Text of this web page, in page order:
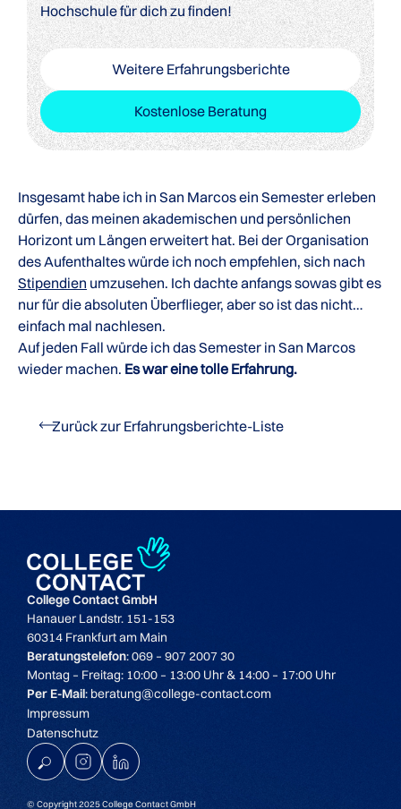
Hochschule für dich zu finden!
Weitere Erfahrungsberichte
Kostenlose Beratung
Insgesamt habe ich in San Marcos ein Semester erleben
dürfen, das meinen akademischen und persönlichen
Horizont um Längen erweitert hat. Bei der Organisation
des Aufenthaltes würde ich noch empfehlen, sich nach
Stipendien umzusehen. Ich dachte anfangs sowas gibt es
nur für die absoluten Überflieger, aber so ist das nicht…
einfach mal nachlesen.
Auf jeden Fall würde ich das Semester in San Marcos
wieder machen. Es war eine tolle Erfahrung.
Zurück zur Erfahrungsberichte-Liste
College Contact GmbH
Hanauer Landstr. 151-153
60314 Frankfurt am Main
Beratungstelefon: 069 – 907 2007 30
Montag – Freitag: 10:00 – 13:00 Uhr & 14:00 – 17:00 Uhr
Per E-Mail: beratung@college-contact.com
Impressum
Datenschutz
© Copyright 2025 College Contact GmbH